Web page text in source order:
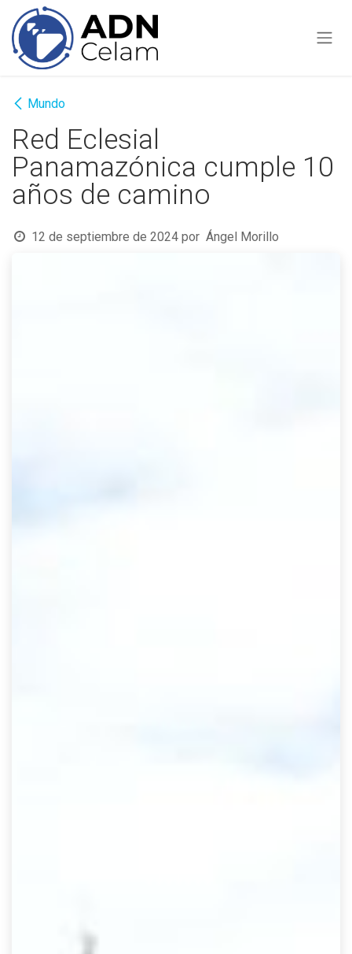
Ir al contenido
Mundo
Red Eclesial
Panamazónica cumple 10
años de camino
12 de septiembre de 2024 por Ángel Morillo